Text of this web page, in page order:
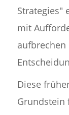
Strategies"
mit
Diese
Grundstein